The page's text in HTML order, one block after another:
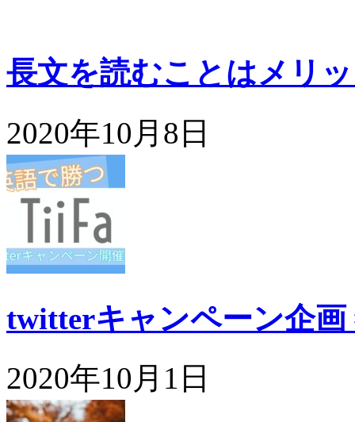
長文を読むことはメリ
2020年10月8日
twitterキャンペーン企画
2020年10月1日